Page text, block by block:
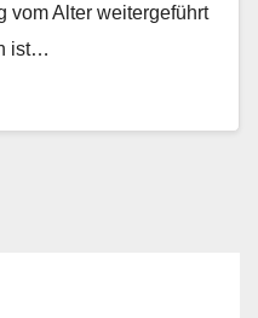
vom Alter weitergeführt
ist…